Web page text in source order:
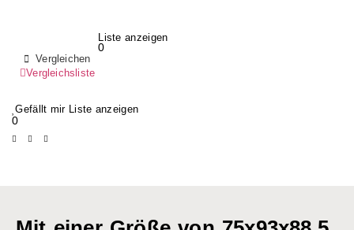
Vergleichen
Vergleichsliste
Liste anzeigen
0
Gefällt mir Liste anzeigen
0